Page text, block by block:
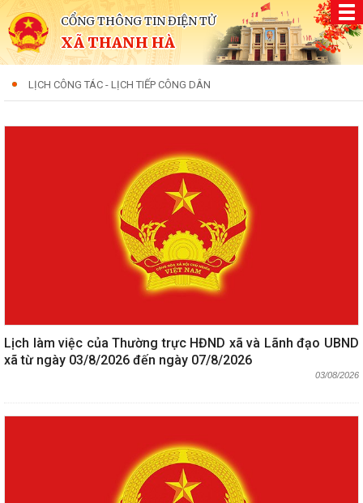
CỔNG THÔNG TIN ĐIỆN TỬ
XÃ THANH HÀ
LỊCH CÔNG TÁC - LỊCH TIẾP CÔNG DÂN
Lịch làm việc của Thường trực HĐND xã và Lãnh đạo UBND
xã từ ngày 03/8/2026 đến ngày 07/8/2026
03/08/2026